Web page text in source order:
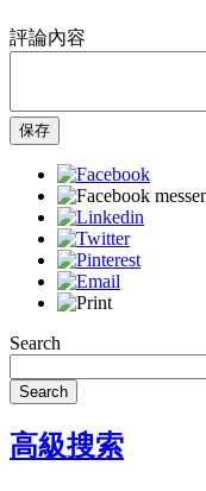
評論內容
保存
Search
Search
高級搜索